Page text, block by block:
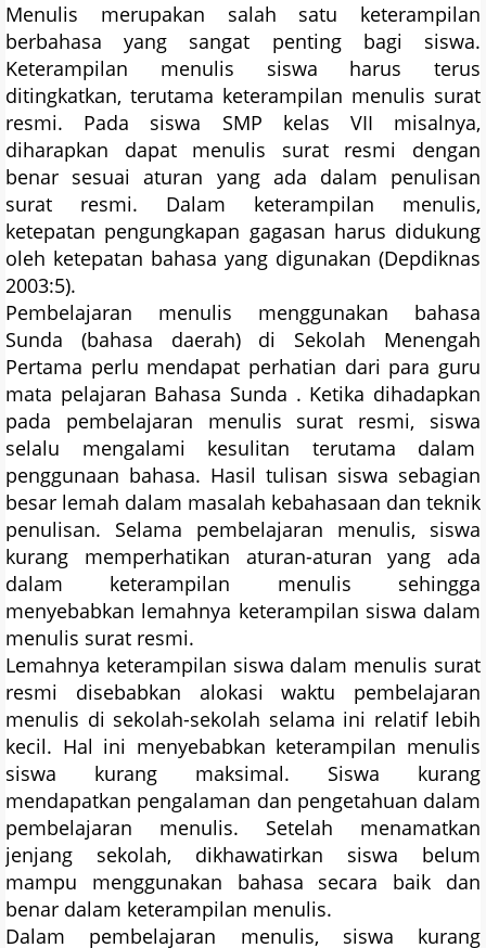
Menulis merupakan salah satu keterampilan
berbahasa yang sangat penting bagi siswa.
Keterampilan menulis siswa harus terus
ditingkatkan, terutama keterampilan menulis surat
resmi. Pada siswa SMP kelas VII misalnya,
diharapkan dapat menulis surat resmi dengan
benar sesuai aturan yang ada dalam penulisan
surat resmi. Dalam keterampilan menulis,
ketepatan pengungkapan gagasan harus didukung
oleh ketepatan bahasa yang digunakan (Depdiknas
2003:5).
Pembelajaran menulis menggunakan bahasa
Sunda (bahasa daerah) di Sekolah Menengah
Pertama perlu mendapat perhatian dari para guru
mata pelajaran Bahasa Sunda . Ketika dihadapkan
pada pembelajaran menulis surat resmi, siswa
selalu mengalami kesulitan terutama dalam
penggunaan bahasa. Hasil tulisan siswa sebagian
besar lemah dalam masalah kebahasaan dan teknik
penulisan. Selama pembelajaran menulis, siswa
kurang memperhatikan aturan-aturan yang ada
dalam keterampilan menulis sehingga
menyebabkan lemahnya keterampilan siswa dalam
menulis surat resmi.
Lemahnya keterampilan siswa dalam menulis surat
resmi disebabkan alokasi waktu pembelajaran
menulis di sekolah-sekolah selama ini relatif lebih
kecil. Hal ini menyebabkan keterampilan menulis
siswa kurang maksimal. Siswa kurang
mendapatkan pengalaman dan pengetahuan dalam
pembelajaran menulis. Setelah menamatkan
jenjang sekolah, dikhawatirkan siswa belum
mampu menggunakan bahasa secara baik dan
benar dalam keterampilan menulis.
Dalam pembelajaran menulis, siswa kurang